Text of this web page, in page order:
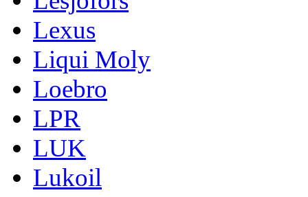
Lexus
Liqui Moly
Loebro
LPR
LUK
Lukoil